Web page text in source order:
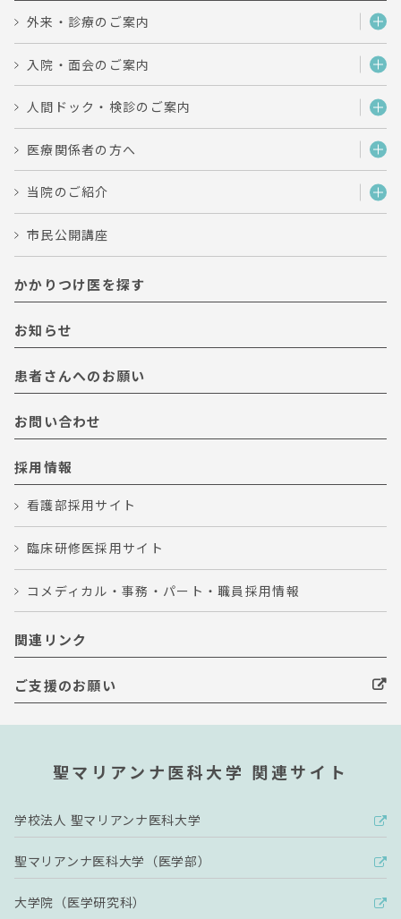
外来・診療のご案内
入院・面会のご案内
人間ドック・検診のご案内
医療関係者の方へ
当院のご紹介
市民公開講座
かかりつけ医を探す
お知らせ
患者さんへのお願い
お問い合わせ
採用情報
看護部採用サイト
臨床研修医採用サイト
コメディカル・事務・パート・職員採用情報
関連リンク
ご支援のお願い
聖マリアンナ医科大学 関連サイト
学校法人 聖マリアンナ医科大学
聖マリアンナ医科大学（医学部）
大学院（医学研究科）